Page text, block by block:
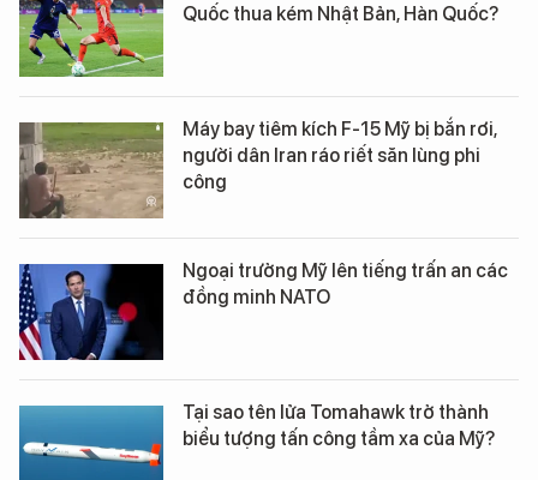
Quốc thua kém Nhật Bản, Hàn Quốc?
Máy bay tiêm kích F-15 Mỹ bị bắn rơi,
người dân Iran ráo riết săn lùng phi
công
Ngoại trưởng Mỹ lên tiếng trấn an các
đồng minh NATO
Tại sao tên lửa Tomahawk trở thành
biểu tượng tấn công tầm xa của Mỹ?